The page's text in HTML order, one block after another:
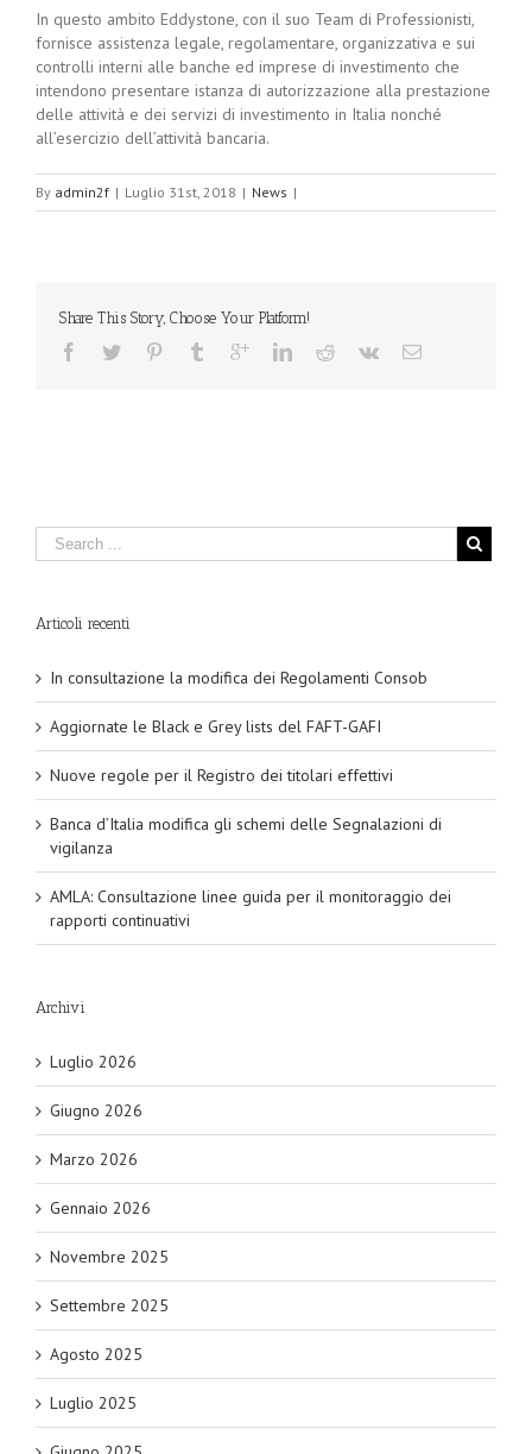
In questo ambito Eddystone, con il suo Team di Professionisti,
fornisce assistenza legale, regolamentare, organizzativa e sui
controlli interni alle banche ed imprese di investimento che
intendono presentare istanza di autorizzazione alla prestazione
delle attività e dei servizi di investimento in Italia nonché
all’esercizio dell’attività bancaria.
By admin2f | Luglio 31st, 2018 | News |
Share This Story, Choose Your Platform!
Articoli recenti
In consultazione la modifica dei Regolamenti Consob
Aggiornate le Black e Grey lists del FAFT-GAFI
Nuove regole per il Registro dei titolari effettivi
Banca d’Italia modifica gli schemi delle Segnalazioni di
vigilanza
AMLA: Consultazione linee guida per il monitoraggio dei
rapporti continuativi
Archivi
Luglio 2026
Giugno 2026
Marzo 2026
Gennaio 2026
Novembre 2025
Settembre 2025
Agosto 2025
Luglio 2025